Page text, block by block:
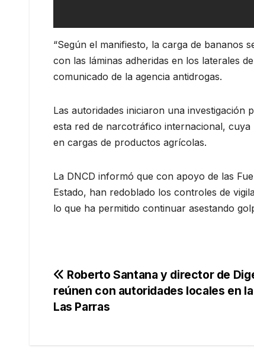
“Según el manifiesto, la carga de bananos
con las láminas adheridas en los laterales
comunicado de la agencia antidrogas.
Las autoridades iniciaron una investigación
esta red de narcotráfico internacional,
en cargas de productos agrícolas.
La DNCD informó que con apoyo de las
Estado, han redoblado los controles de
lo que ha permitido continuar asestando
Navegación
de
Roberto Santana y director de
reúnen con autoridades locales en
Las Parras